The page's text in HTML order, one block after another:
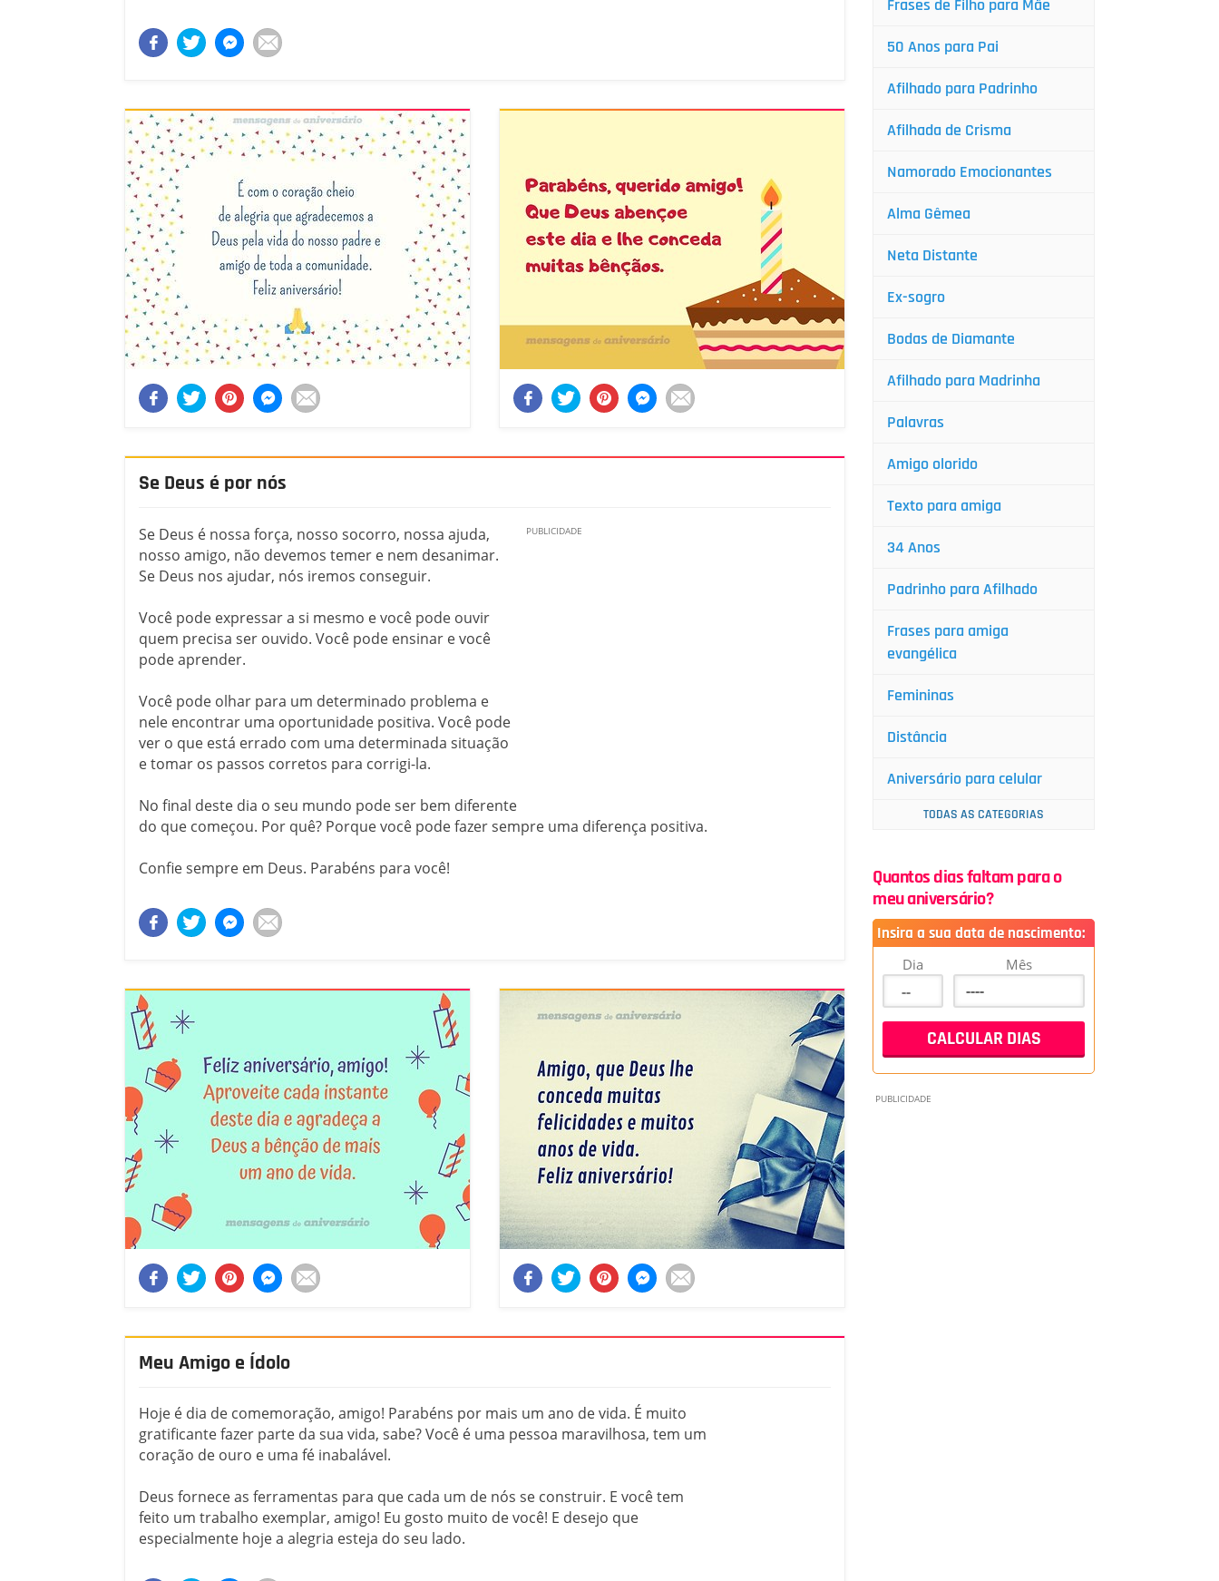
Se Deus é por nós
Se Deus é nossa força, nosso socorro, nossa ajuda,
nosso amigo, não devemos temer e nem desanimar.
Se Deus nos ajudar, nós iremos conseguir.
Você pode expressar a si mesmo e você pode ouvir
quem precisa ser ouvido. Você pode ensinar e você
pode aprender.
Você pode olhar para um determinado problema e
nele encontrar uma oportunidade positiva. Você pode
ver o que está errado com uma determinada situação
e tomar os passos corretos para corrigi-la.
No final deste dia o seu mundo pode ser bem diferente
do que começou. Por quê? Porque você pode fazer sempre uma diferença positiva.
Confie sempre em Deus. Parabéns para você!
Meu Amigo e Ídolo
Hoje é dia de comemoração, amigo! Parabéns por mais um ano de vida. É muito
gratificante fazer parte da sua vida, sabe? Você é uma pessoa maravilhosa, tem um
coração de ouro e uma fé inabalável.
Deus fornece as ferramentas para que cada um de nós se construir. E você tem
feito um trabalho exemplar, amigo! Eu gosto muito de você! E desejo que
especialmente hoje a alegria esteja do seu lado.
Frases de Filho para Mãe
50 Anos para Pai
Afilhado para Padrinho
Afilhada de Crisma
Namorado Emocionantes
Alma Gêmea
Neta Distante
Ex-sogro
Bodas de Diamante
Afilhado para Madrinha
Palavras
Amigo olorido
Texto para amiga
34 Anos
Padrinho para Afilhado
Frases para amiga
evangélica
Femininas
Distância
Aniversário para celular
TODAS AS CATEGORIAS
Quantos dias faltam para o
meu aniversário?
Insira a sua data de nascimento:
Dia Mês